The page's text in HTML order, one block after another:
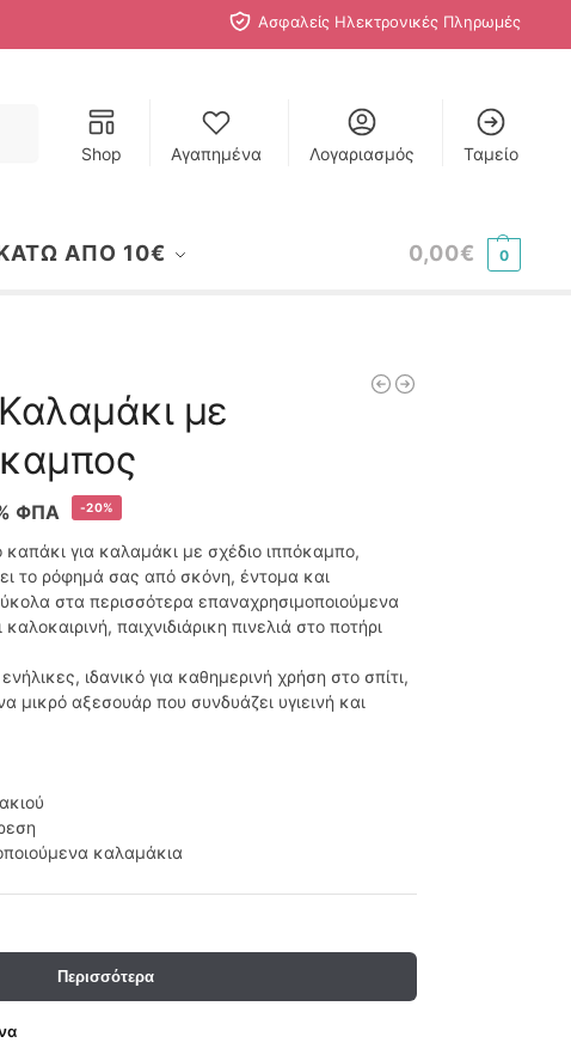
Ασφαλείς Ηλεκτρονικές Πληρωμές
Shop Αγαπημένα Λογαριασμός Ταμείο
ΑΠΟ 10€ 0,00€ 0
με
ΦΠΑ -20%
για καλαμάκι με σχέδιο ιππόκαμπο,
το ρόφημά σας από σκόνη, έντομα και
στα περισσότερα επαναχρησιμοποιούμενα
παιχνιδιάρικη πινελιά στο ποτήρι
ιδανικό για καθημερινή χρήση στο σπίτι,
μικρό αξεσουάρ που συνδυάζει υγιεινή και
καλαμάκια
Περισσότερα